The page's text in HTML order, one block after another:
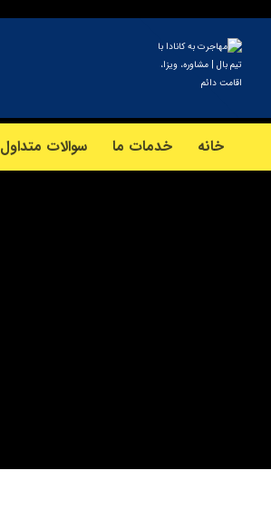
خانه خدمات ما سوالات متداول